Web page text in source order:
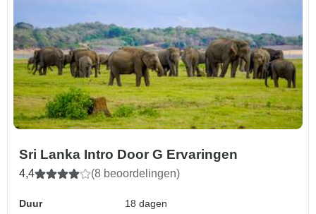
Sri Lanka Intro Door G Ervaringen
4,4 (8 beoordelingen)
Duur
18 dagen